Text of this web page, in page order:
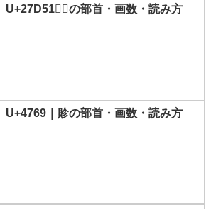
U+27D51｜𧵑の部首・画数・読み方
U+4769｜䝩の部首・画数・読み方